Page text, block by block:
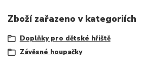
Zboží zařazeno v kategoriích
Doplňky pro dětské hřiště
Závěsné houpačky